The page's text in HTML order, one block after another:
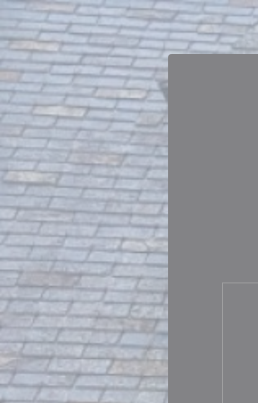
Cookies beheer paneel